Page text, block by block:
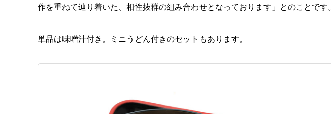
作を重ねて辿り着いた、相性抜群の組み合わせとなっております」とのことです。
単品は味噌汁付き。ミニうどん付きのセットもあります。